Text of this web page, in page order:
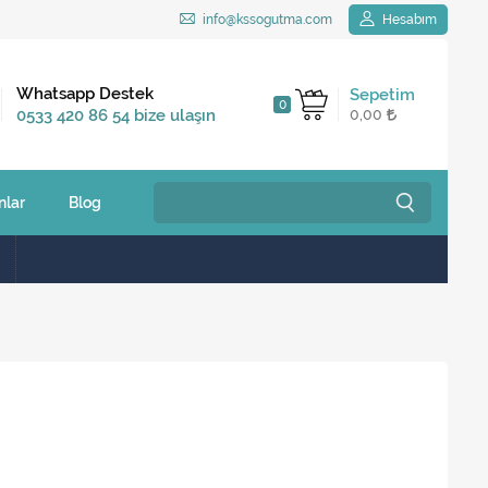
info@kssogutma.com Hesabım
Sepetim
0
0,00
Kargo Bedava
2.500 TL ve üzeri
Whatsapp Destek
0533 420 86 54 bize ulaşın
Blog